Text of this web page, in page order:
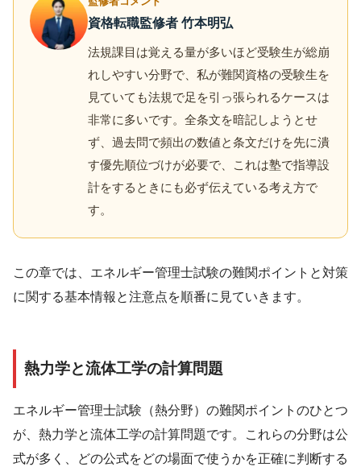
資格転職監修者 竹本明弘
法規課目は覚える量が多いほど受験生が総崩
れしやすい分野で、私が難関資格の受験生を
見ていても法規で足を引っ張られるケースは
非常に多いです。全条文を暗記しようとせ
ず、過去問で頻出の数値と条文だけを先に潰
す優先順位づけが必要で、これは塾で指導設
計をするときにも必ず伝えている考え方で
す。
この章では、エネルギー管理士試験の難関ポイントと対策
に関する基本情報と注意点を順番に見ていきます。
熱力学と流体工学の計算問題
エネルギー管理士試験（熱分野）の難関ポイントのひとつ
が、熱力学と流体工学の計算問題です。これらの分野は公
式が多く、どの公式をどの場面で使うかを正確に判断する